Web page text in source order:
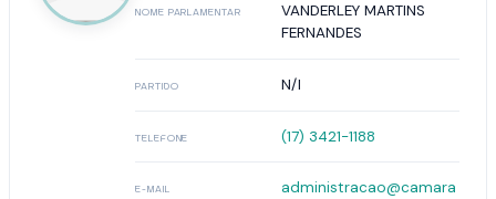
NOME PARLAMENTAR
VANDERLEY MARTINS
FERNANDES
PARTIDO N/I
TELEFONE (17) 3421-1188
E-MAIL
administracao@camara